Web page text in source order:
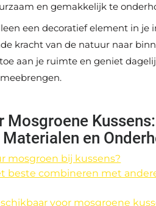
en gemakkelijk te
een decoratief element in je
kracht van de natuur naar
aan je ruimte en geniet
Mosgroene Kussens:
en
mosgroen bij kussens?
beste combineren met
voor mosgroene